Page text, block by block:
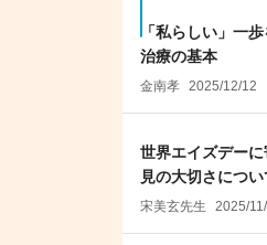
「私らしい」一
治療の基本
金南孝 2025/12/12
世界エイズデー
見の大切さにつ
宋美玄先生 2025/
セ
ル